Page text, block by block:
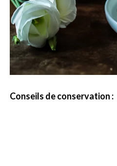
Conseils de conservation :